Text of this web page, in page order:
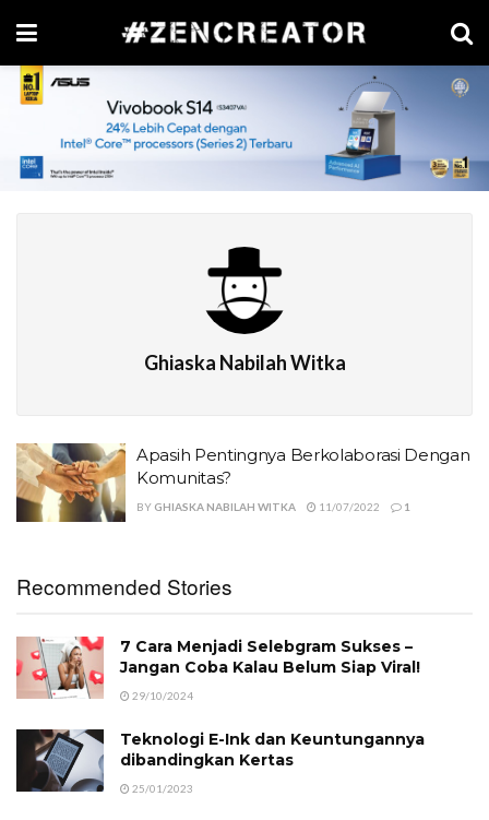
Ghiaska Nabilah Witka
Apasih Pentingnya Berkolaborasi Dengan
Komunitas?
BY GHIASKA NABILAH WITKA 11/07/2022 1
Recommended Stories
7 Cara Menjadi Selebgram Sukses –
Jangan Coba Kalau Belum Siap Viral!
29/10/2024
Teknologi E-Ink dan Keuntungannya
dibandingkan Kertas
25/01/2023